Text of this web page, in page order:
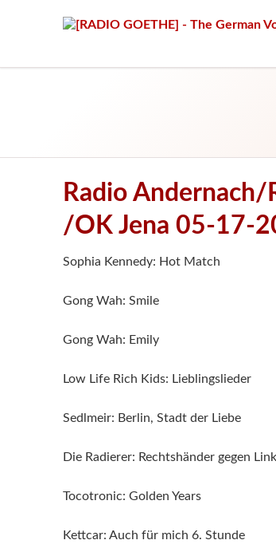
Radio
/OK Jena 05-17-
Sophia Kennedy: Hot Match
Gong Wah: Smile
Gong Wah: Emily
Low Life Rich Kids: Lieblingslieder
Sedlmeir: Berlin, Stadt der Liebe
Die Radierer: Rechtshänder gegen
Tocotronic: Golden Years
Kettcar: Auch für mich 6. Stunde